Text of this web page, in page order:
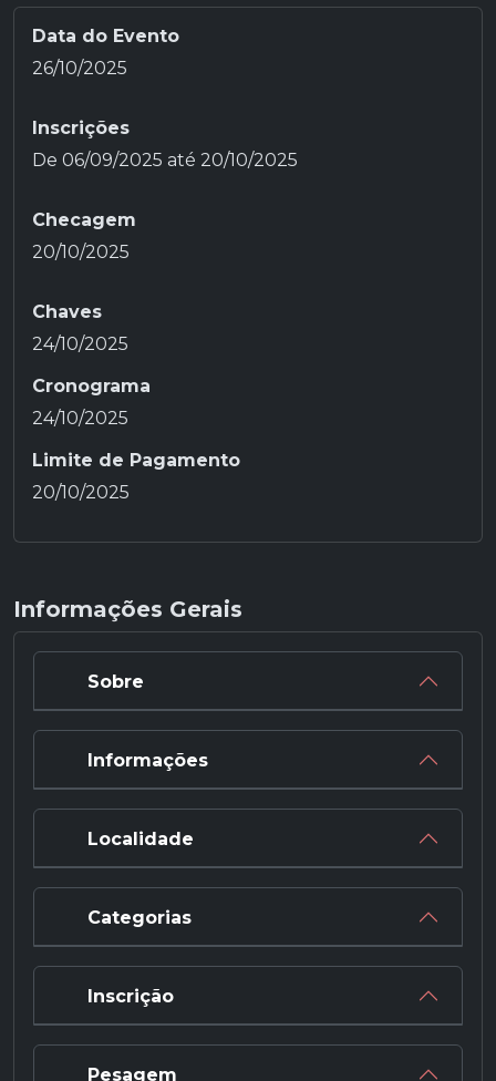
Data do Evento
26/10/2025
Inscrições
De 06/09/2025 até 20/10/2025
Checagem
20/10/2025
Chaves
24/10/2025
Cronograma
24/10/2025
Limite de Pagamento
20/10/2025
Informações Gerais
Sobre
Informações
Localidade
Categorias
Inscrição
Pesagem